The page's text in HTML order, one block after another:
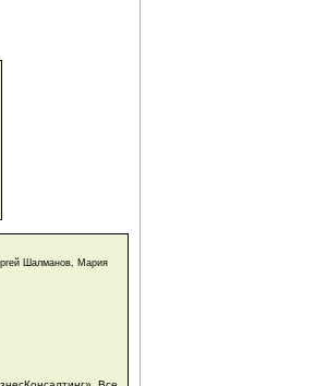
Шалманов, Мария